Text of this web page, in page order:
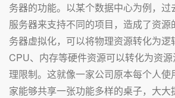
务器的功能。以某个数据中心为例，过
服务器来支持不同的项目，造成了资源
务器虚拟化，可以将物理资源转化为逻
CPU、内存等硬件资源可以转化为资
理限制。这就像一家公司原本每个人使
家能够共享一张功能多样的桌子，大